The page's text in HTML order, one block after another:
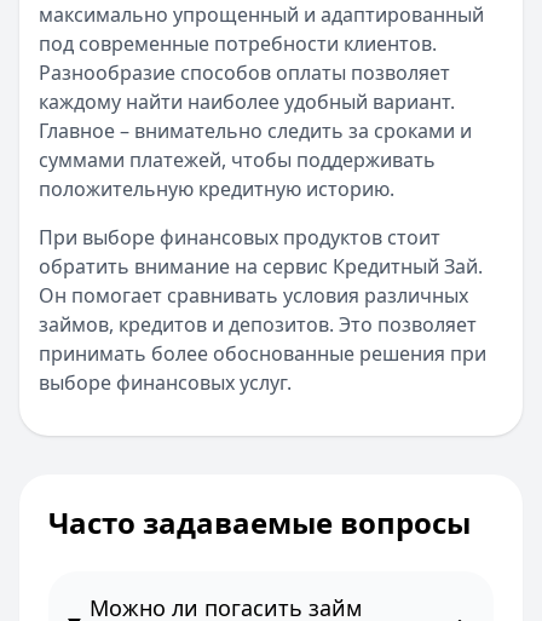
максимально упрощенный и адаптированный
под современные потребности клиентов.
Разнообразие способов оплаты позволяет
каждому найти наиболее удобный вариант.
Главное – внимательно следить за сроками и
суммами платежей, чтобы поддерживать
положительную кредитную историю.
При выборе финансовых продуктов стоит
обратить внимание на сервис Кредитный Зай.
Он помогает сравнивать условия различных
займов, кредитов и депозитов. Это позволяет
принимать более обоснованные решения при
выборе финансовых услуг.
Часто задаваемые вопросы
Можно ли погасить займ